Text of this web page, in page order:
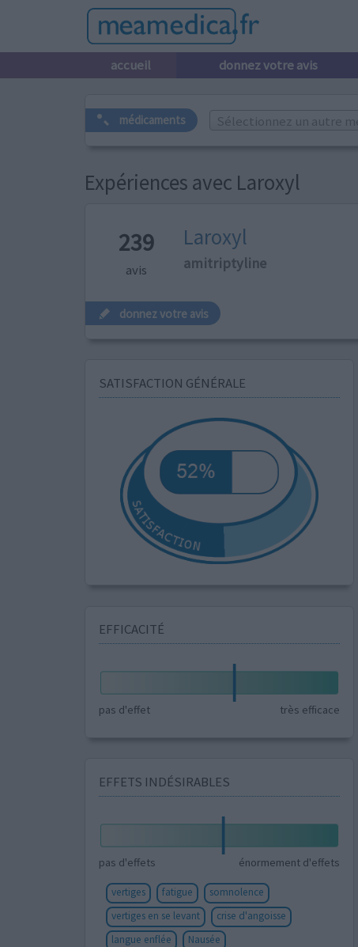
accueil donnez votre avis
médicaments Sélectionnez un autre
Expériences avec Laroxyl
239
avis
Laroxyl
amitriptyline
donnez votre avis
SATISFACTION GÉNÉRALE
EFFICACITÉ
pas d'effet très efficace
EFFETS INDÉSIRABLES
pas d'effets énormement d'effets
vertiges fatigue
somnolence
vertiges en se levant
crise d'angoisse
langue enflée
Nausée